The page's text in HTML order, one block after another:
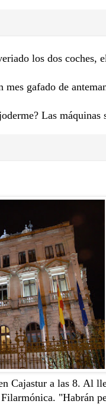
los dos
gafado de
Las máquinas
Cajastur a las 8. Al
"Habrán